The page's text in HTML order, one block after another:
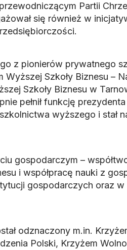
Partii
się również w
z pionierów prywatnego
Wyższej Szkoły Biznesu –
Szkoły Biznesu w
pełnił funkcję
wyższego i stał
gospodarczym –
i współpracę nauki z
gospodarczych oraz
odznaczony m.in.
Polski, Krzyżem